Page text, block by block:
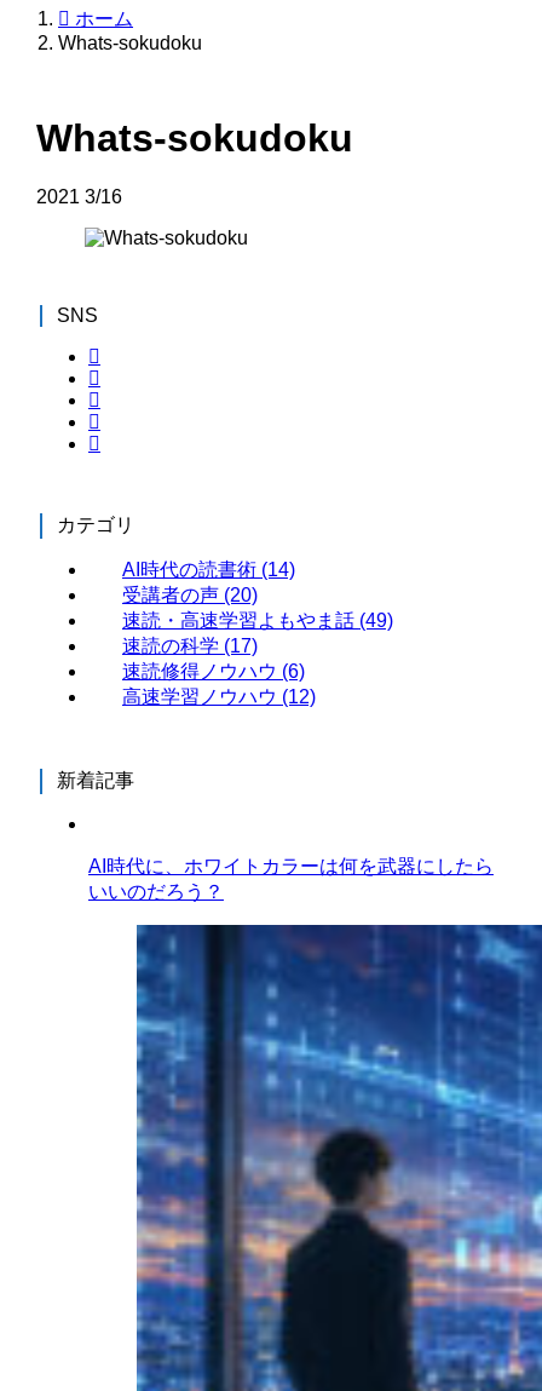
ホーム
Whats-sokudoku
Whats-sokudoku
2021 3/16
SNS
カテゴリ
AI時代の読書術 (14)
受講者の声 (20)
速読・高速学習よもやま話 (49)
速読の科学 (17)
速読修得ノウハウ (6)
高速学習ノウハウ (12)
新着記事
AI時代に、ホワイトカラーは何を武器にしたら
いいのだろう？